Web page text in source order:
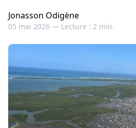
Jonasson Odigène
05 mai 2026 — Lecture : 2 min.